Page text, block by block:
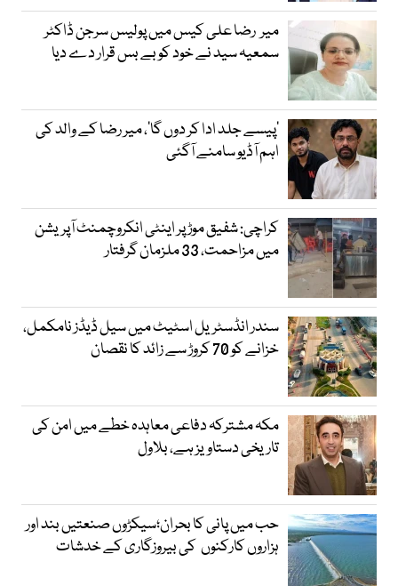
میر رضا علی کیس میں پولیس سرجن ڈاکٹر
سمعیہ سید نے خود کو بے بس قرار دے دیا
’پیسے جلد ادا کر دوں گا‘، میر رضا کے والد کی
اہم آڈیو سامنے آگئی
کراچی: شفیق موڑ پر اینٹی انکروچمنٹ آپریشن
میں مزاحمت، 33 ملزمان گرفتار
سندر انڈسٹریل اسٹیٹ میں سیل ڈیڈز نامکمل،
خزانے کو 70 کروڑ سے زائد کا نقصان
مکہ مشترکہ دفاعی معاہدہ خطے میں امن کی
تاریخی دستاویز ہے، بلاول
حب میں پانی کا بحران؛سیکڑوں صنعتیں بند اور
ہزاروں کارکنوں کی بیروزگاری کے خدشات